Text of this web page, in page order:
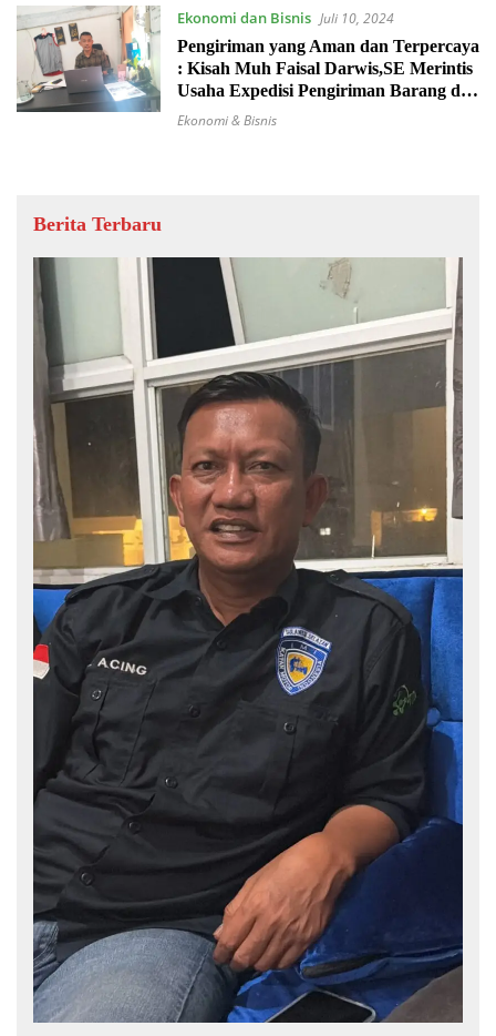
Ekonomi dan Bisnis Juli 10, 2024
Pengiriman yang Aman dan Terpercaya
: Kisah Muh Faisal Darwis,SE Merintis
Usaha Expedisi Pengiriman Barang dan
Kendaraan
Ekonomi & Bisnis
Berita Terbaru